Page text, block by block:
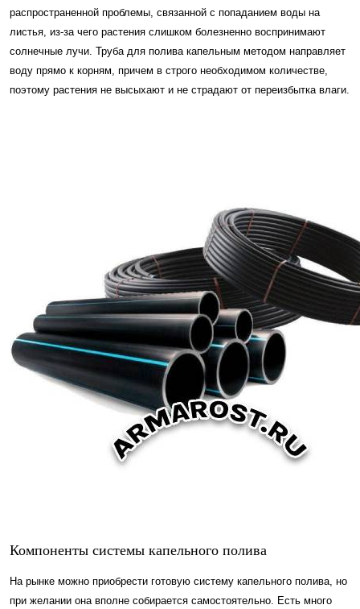
распространенной проблемы, связанной с попаданием воды на
листья, из-за чего растения слишком болезненно воспринимают
солнечные лучи. Труба для полива капельным методом направляет
воду прямо к корням, причем в строго необходимом количестве,
поэтому растения не высыхают и не страдают от переизбытка влаги.
Компоненты системы капельного полива
На рынке можно приобрести готовую систему капельного полива, но
при желании она вполне собирается самостоятельно. Есть много